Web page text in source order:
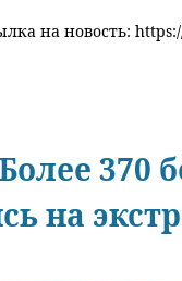
на новость:
370
на